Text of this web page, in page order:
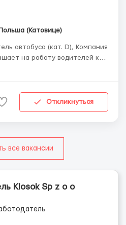
(Катовице)
(кат. D), Компания
на работу водителей кат.
Откликнуться
все вакансии
Klosok Sp z o o